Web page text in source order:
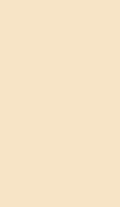
tot vwo